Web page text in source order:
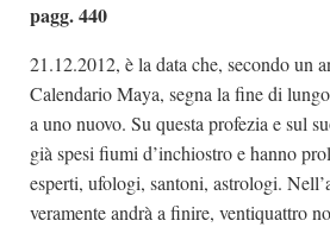
Premio Chiara
A Tutto Volume
Salone di Torino
Marketing
pagg. 440
21.12.2012, è la data che, secondo un
Calendario Maya, segna la fine di
a uno nuovo. Su questa profezia e sul
già spesi fiumi d’inchiostro e hanno
esperti, ufologi, santoni, astrologi.
veramente andrà a finire, ventiquattro